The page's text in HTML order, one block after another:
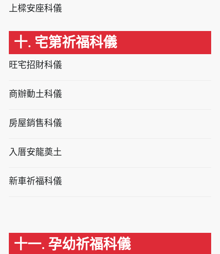
上樑安座科儀
十. 宅第祈福科儀
旺宅招財科儀
商辦動土科儀
房屋銷售科儀
入厝安龍奠土
新車祈福科儀
十一. 孕幼祈福科儀